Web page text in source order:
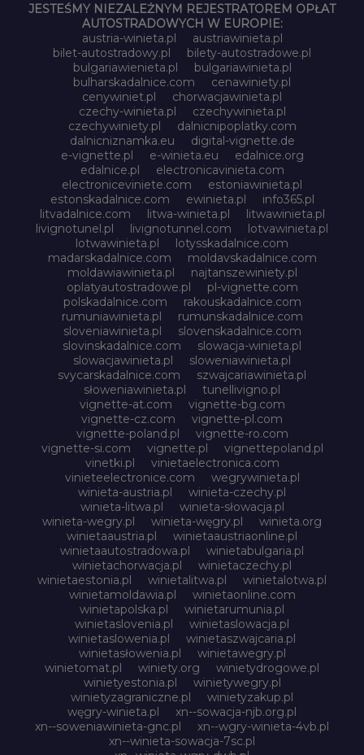
JESTEŚMY NIEZALEŻNYM REJESTRATOREM OPŁAT
AUTOSTRADOWYCH W EUROPIE:
austria-winieta.pl
austriawinieta.pl
bilet-autostradowy.pl
bilety-autostradowe.pl
bulgariawienieta.pl
bulgariawinieta.pl
bulharskadalnice.com
cenawiniety.pl
cenywiniet.pl
chorwacjawinieta.pl
czechy-winieta.pl
czechywinieta.pl
czechywiniety.pl
dalnicnipoplatky.com
dalnicniznamka.eu
digital-vignette.de
e-vignette.pl
e-winieta.eu
edalnice.org
edalnice.pl
electronicavinieta.com
electroniceviniete.com
estoniawinieta.pl
estonskadalnice.com
ewinieta.pl
info365.pl
litvadalnice.com
litwa-winieta.pl
litwawinieta.pl
livignotunel.pl
livignotunnel.com
lotvawinieta.pl
lotwawinieta.pl
lotysskadalnice.com
madarskadalnice.com
moldavskadalnice.com
moldawiawinieta.pl
najtanszewiniety.pl
oplatyautostradowe.pl
pl-vignette.com
polskadalnice.com
rakouskadalnice.com
rumuniawinieta.pl
rumunskadalnice.com
sloveniawinieta.pl
slovenskadalnice.com
slovinskadalnice.com
slowacja-winieta.pl
slowacjawinieta.pl
sloweniawinieta.pl
svycarskadalnice.com
szwajcariawinieta.pl
słoweniawinieta.pl
tunellivigno.pl
vignette-at.com
vignette-bg.com
vignette-cz.com
vignette-pl.com
vignette-poland.pl
vignette-ro.com
vignette-si.com
vignette.pl
vignettepoland.pl
vinetki.pl
vinietaelectronica.com
vinieteelectronice.com
wegrywinieta.pl
winieta-austria.pl
winieta-czechy.pl
winieta-litwa.pl
winieta-słowacja.pl
winieta-wegry.pl
winieta-węgry.pl
winieta.org
winietaaustria.pl
winietaaustriaonline.pl
winietaautostradowa.pl
winietabulgaria.pl
winietachorwacja.pl
winietaczechy.pl
winietaestonia.pl
winietalitwa.pl
winietalotwa.pl
winietamoldawia.pl
winietaonline.com
winietapolska.pl
winietarumunia.pl
winietaslovenia.pl
winietaslowacja.pl
winietaslowenia.pl
winietaszwajcaria.pl
winietasłowenia.pl
winietawegry.pl
winietomat.pl
winiety.org
winietydrogowe.pl
winietyestonia.pl
winietywegry.pl
winietyzagraniczne.pl
winietyzakup.pl
węgry-winieta.pl
xn--sowacja-njb.org.pl
xn--soweniawinieta-gnc.pl
xn--wgry-winieta-4vb.pl
xn--winieta-sowacja-7sc.pl